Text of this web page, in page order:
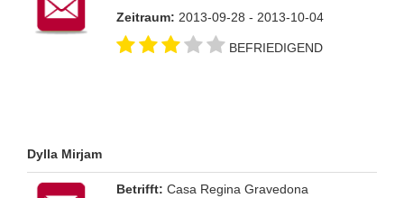
Zeitraum: 2013-09-28 - 2013-10-04
BEFRIEDIGEND
Dylla Mirjam
Betrifft: Casa Regina Gravedona